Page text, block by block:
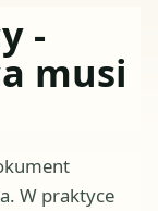
-
musi
W praktyce